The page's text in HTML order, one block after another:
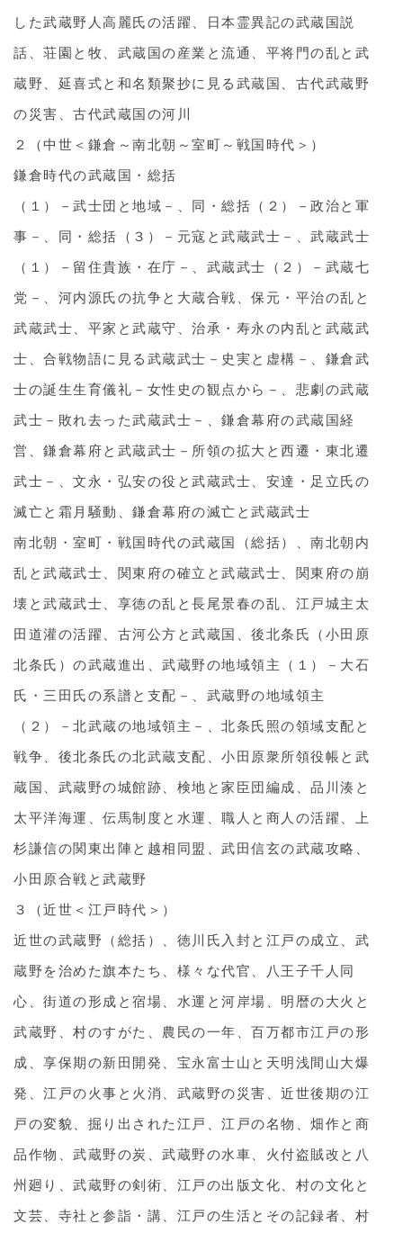
した武蔵野人高麗氏の活躍、日本霊異記の武蔵国説
話、荘園と牧、武蔵国の産業と流通、平将門の乱と武
蔵野、延喜式と和名類聚抄に見る武蔵国、古代武蔵野
の災害、古代武蔵国の河川
２（中世＜鎌倉～南北朝～室町～戦国時代＞）
鎌倉時代の武蔵国・総括
（１）－武士団と地域－、同・総括（２）－政治と軍
事－、同・総括（３）－元寇と武蔵武士－、武蔵武士
（１）－留住貴族・在庁－、武蔵武士（２）－武蔵七
党－、河内源氏の抗争と大蔵合戦、保元・平治の乱と
武蔵武士、平家と武蔵守、治承・寿永の内乱と武蔵武
士、合戦物語に見る武蔵武士－史実と虚構－、鎌倉武
士の誕生生育儀礼－女性史の観点から－、悲劇の武蔵
武士－敗れ去った武蔵武士－、鎌倉幕府の武蔵国経
営、鎌倉幕府と武蔵武士－所領の拡大と西遷・東北遷
武士－、文永・弘安の役と武蔵武士、安達・足立氏の
滅亡と霜月騒動、鎌倉幕府の滅亡と武蔵武士
南北朝・室町・戦国時代の武蔵国（総括）、南北朝内
乱と武蔵武士、関東府の確立と武蔵武士、関東府の崩
壊と武蔵武士、享徳の乱と長尾景春の乱、江戸城主太
田道灌の活躍、古河公方と武蔵国、後北条氏（小田原
北条氏）の武蔵進出、武蔵野の地域領主（１）－大石
氏・三田氏の系譜と支配－、武蔵野の地域領主
（２）－北武蔵の地域領主－、北条氏照の領域支配と
戦争、後北条氏の北武蔵支配、小田原衆所領役帳と武
蔵国、武蔵野の城館跡、検地と家臣団編成、品川湊と
太平洋海運、伝馬制度と水運、職人と商人の活躍、上
杉謙信の関東出陣と越相同盟、武田信玄の武蔵攻略、
小田原合戦と武蔵野
３（近世＜江戸時代＞）
近世の武蔵野（総括）、徳川氏入封と江戸の成立、武
蔵野を治めた旗本たち、様々な代官、八王子千人同
心、街道の形成と宿場、水運と河岸場、明暦の大火と
武蔵野、村のすがた、農民の一年、百万都市江戸の形
成、享保期の新田開発、宝永富士山と天明浅間山大爆
発、江戸の火事と火消、武蔵野の災害、近世後期の江
戸の変貌、掘り出された江戸、江戸の名物、畑作と商
品作物、武蔵野の炭、武蔵野の水車、火付盗賊改と八
州廻り、武蔵野の剣術、江戸の出版文化、村の文化と
文芸、寺社と参詣・講、江戸の生活とその記録者、村